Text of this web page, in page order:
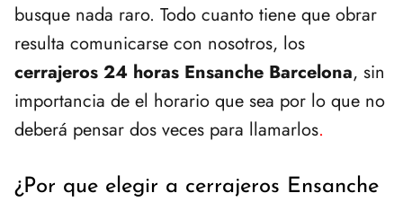
busque nada raro. Todo cuanto tiene que obrar
resulta comunicarse con nosotros, los
cerrajeros 24 horas Ensanche Barcelona, sin
importancia de el horario que sea por lo que no
deberá pensar dos veces para llamarlos.
¿Por que elegir a cerrajeros Ensanche